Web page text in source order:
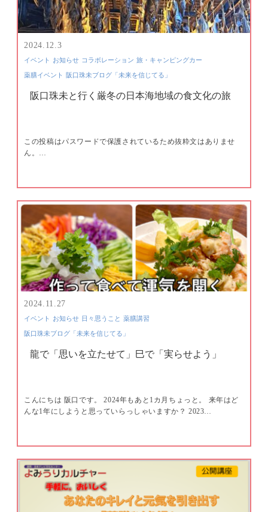
2024.12.3
イベント お知らせ コラボレーション 旅・キャンピングカー
薬膳イベント 阪口珠未ブログ「未来を信じてる」
阪口珠未と行く厳冬の日本海地域の食文化の旅
この投稿はパスワードで保護されているため抜粋文はありませ
ん。…
2024.11.27
イベント お知らせ 日々思うこと 薬膳講習
阪口珠未ブログ「未来を信じてる」
龍で「思いを立たせて」巳で「実らせよう」
こんにちは 阪口です。 2024年もあと1カ月ちょっと。 来年はど
んな1年にしようと思っていらっしゃいますか？ 2023…